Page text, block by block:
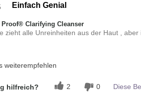
Einfach Genial
Proof® Clarifying Cleanser
zieht alle Unreinheiten aus der Haut ,
weiterempfehlen
hilfreich? 2 0 Diese